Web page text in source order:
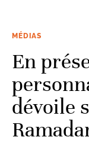
MÉDIAS
En
dévoile